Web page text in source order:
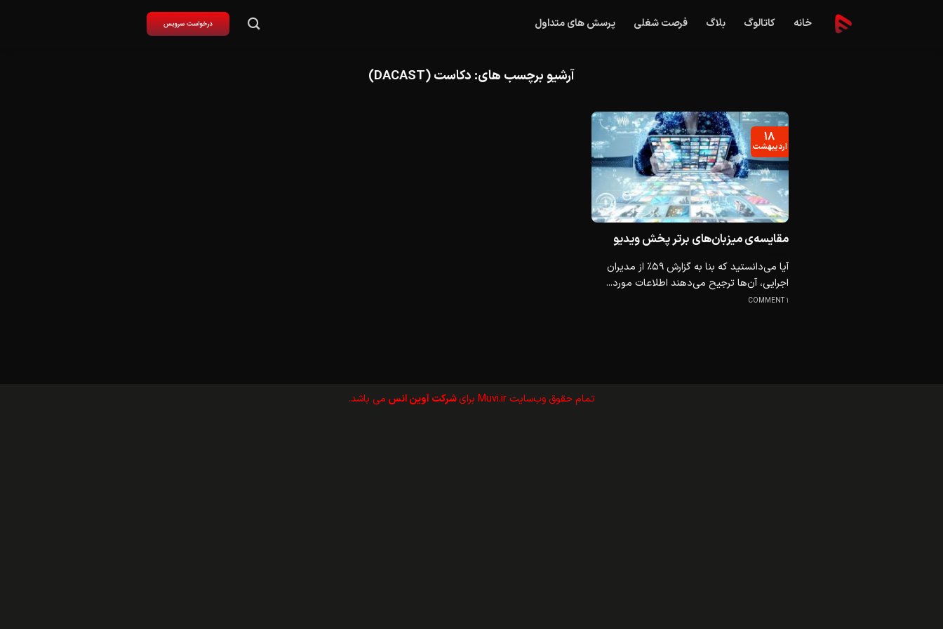
خانه کاتالوگ بلاگ فرصت شغلی پرسش های متداول
آرشیو برچسب های: دکاست (DACAST)
مقایسه‌ی میزبان‌های برتر پخش ویدیو
آیا می‌دانستید که بنا به گزارش ۵۹٪ از مدیران
اجرایی، آن‌ها ترجیح می‌دهند اطلاعات مورد...
1 COMMENT
۱۸
اردیبهشت
تمام حقوق وب‌سايت Muvi.ir برای شرکت آوین انس می باشد.